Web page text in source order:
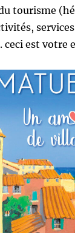
tourisme
ceci est votre